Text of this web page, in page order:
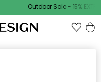
Outdoor Sale - 15%